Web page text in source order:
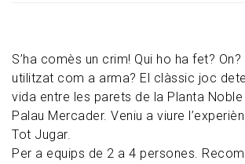
S’ha comès un crim! Qui ho ha fet?
utilitzat com a arma? El clàssic joc
vida entre les parets de la Planta Noble
Palau Mercader. Veniu a viure
Tot Jugar.
Per a equips de 2 a 4 persones.